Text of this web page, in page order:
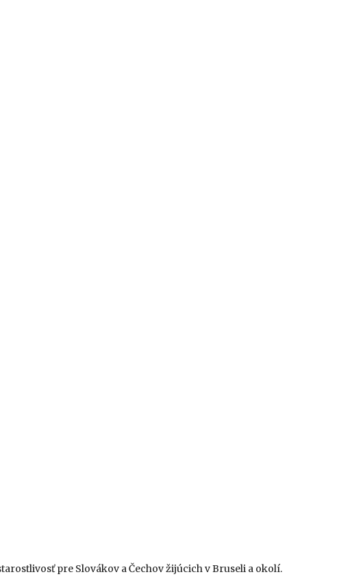
pre Slovákov a Čechov žijúcich v Bruseli a okolí.